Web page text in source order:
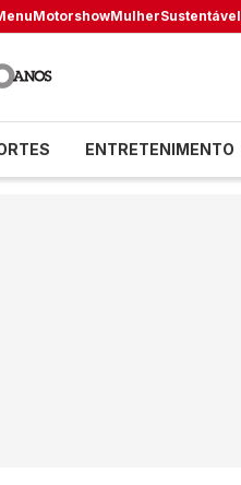
MotorshowMulherSustentável
ENTRETENIMENTO